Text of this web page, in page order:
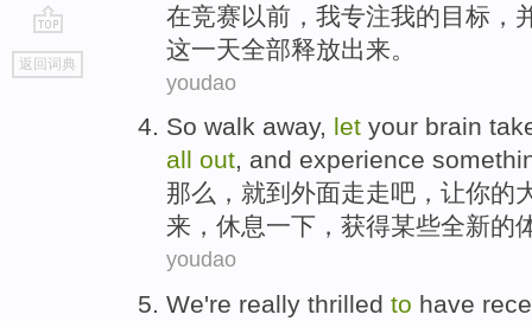
go
top
返回词典
在竞赛 以前 ， 我专注我的目标 ，
这一天全部释放出来。
youdao
So walk away, let your brain
all out, and experience
那么， 就到外面走走吧， 让你的
来 ， 休息一下 ，获得某些全新的
youdao
We're really thrilled to have